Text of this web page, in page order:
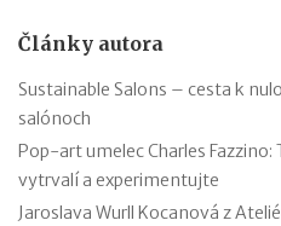
Články autora
Sustainable Salons – cesta k
salónoch
Pop-art umelec Charles
vytrvalí a experimentujte
Jaroslava Wurll Kocanová z